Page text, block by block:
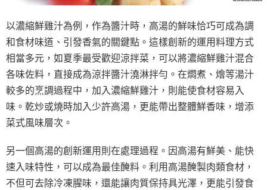
以濃縮鮮雞汁為例，作為醬汁時，高湯的鮮味恰巧可成為調
和食材味道、引發香氣的關鍵點。這樣創新的運用料理方式
相當多元，如夏季最受歡迎涼拌菜，可以將濃縮鮮雞汁混合
各味佐料，直接成為涼拌醬汁澆淋拌勻。在燜煮、燴等湯汁
較多的烹調過程中，加入濃縮鮮雞汁，則能使食材容易入
味。乾炒或燒時加入少許高湯，更能帶出整體鮮香味，增添
菜式風味層次。
另一個高湯的創新運用則在處理過程。因高湯有鮮美、能快
速入味特性，可以成為最佳醃料。利用高湯醃製肉類食材，
不但可去除冷凍腥味，還能讓肉質保持具光澤，更能引發食